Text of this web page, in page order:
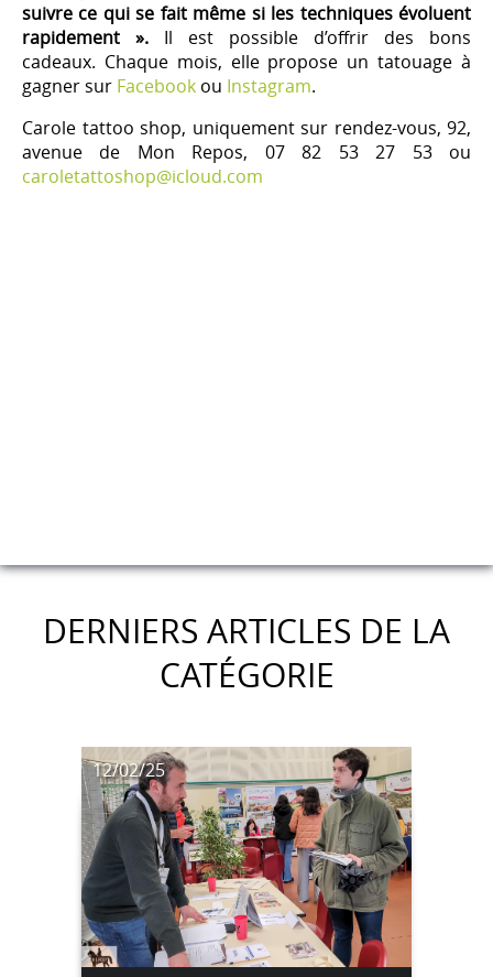
suivre ce qui se fait même si les techniques évoluent
rapidement ». Il est possible d’offrir des bons
cadeaux. Chaque mois, elle propose un tatouage à
gagner sur Facebook ou Instagram.
Carole tattoo shop, uniquement sur rendez-vous, 92,
avenue de Mon Repos, 07 82 53 27 53 ou
caroletattoshop@icloud.com
DERNIERS ARTICLES DE LA
CATÉGORIE
12/02/25